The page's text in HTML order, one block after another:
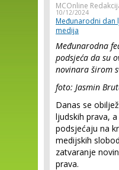
MCOnline
10/12/2024
Međunarodni dan
medija
Međunarodna
podsjeća da su
novinara širom
foto: Jasmin
Danas se
ljudskih prava,
podsjećaju na
medijskih
zatvaranje
prava.